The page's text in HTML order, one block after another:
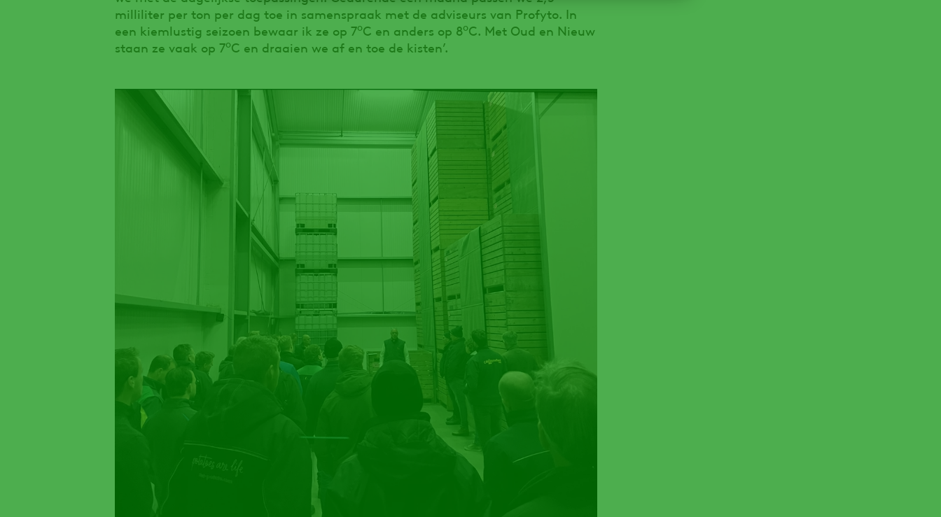
milliliter per ton per dag toe in samenspraak met de adviseurs van Profyto. In
een kiemlustig seizoen bewaar ik ze op 7oC en anders op 8oC. Met Oud en Nieuw
staan ze vaak op 7oC en draaien we af en toe de kisten’.